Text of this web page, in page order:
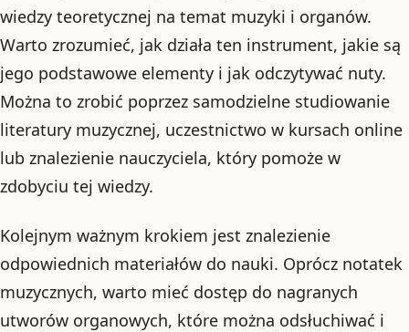
wiedzy teoretycznej na temat muzyki i organów.
Warto zrozumieć, jak działa ten instrument, jakie są
jego podstawowe elementy i jak odczytywać nuty.
Można to zrobić poprzez samodzielne studiowanie
literatury muzycznej, uczestnictwo w kursach online
lub znalezienie nauczyciela, który pomoże w
zdobyciu tej wiedzy.
Kolejnym ważnym krokiem jest znalezienie
odpowiednich materiałów do nauki. Oprócz notatek
muzycznych, warto mieć dostęp do nagranych
utworów organowych, które można odsłuchiwać i